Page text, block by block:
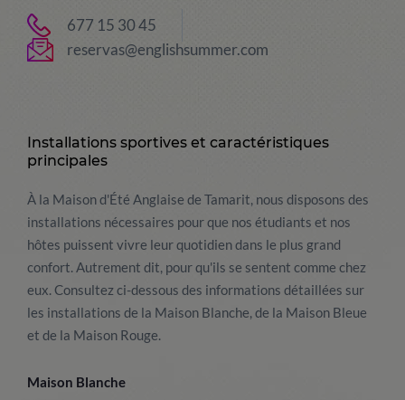
677 15 30 45
reservas@englishsummer.com
Installations sportives et caractéristiques
principales
À la Maison d'Été Anglaise de Tamarit, nous disposons des
installations nécessaires pour que nos étudiants et nos
hôtes puissent vivre leur quotidien dans le plus grand
confort. Autrement dit, pour qu'ils se sentent comme chez
eux. Consultez ci-dessous des informations détaillées sur
les installations de la Maison Blanche, de la Maison Bleue
et de la Maison Rouge.
Maison Blanche